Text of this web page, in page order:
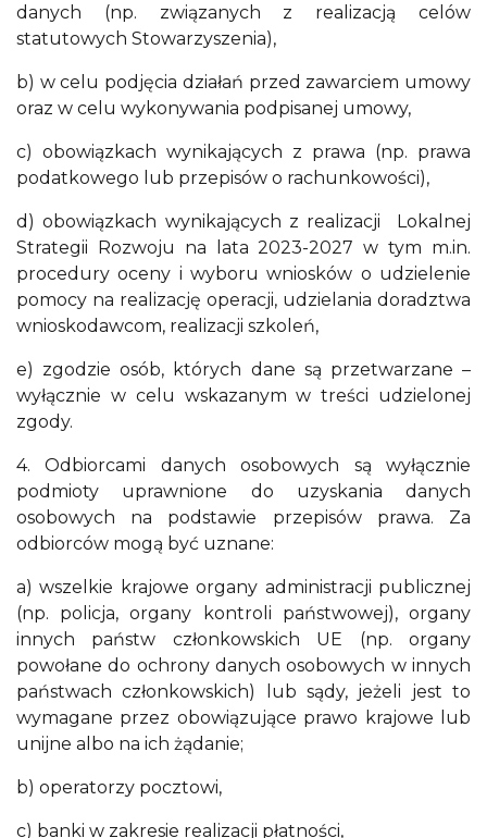
danych (np. związanych z realizacją celów
statutowych Stowarzyszenia),
b) w celu podjęcia działań przed zawarciem umowy
oraz w celu wykonywania podpisanej umowy,
c) obowiązkach wynikających z prawa (np. prawa
podatkowego lub przepisów o rachunkowości),
d) obowiązkach wynikających z realizacji Lokalnej
Strategii Rozwoju na lata 2023-2027 w tym m.in.
procedury oceny i wyboru wniosków o udzielenie
pomocy na realizację operacji, udzielania doradztwa
wnioskodawcom, realizacji szkoleń,
e) zgodzie osób, których dane są przetwarzane –
wyłącznie w celu wskazanym w treści udzielonej
zgody.
4. Odbiorcami danych osobowych są wyłącznie
podmioty uprawnione do uzyskania danych
osobowych na podstawie przepisów prawa. Za
odbiorców mogą być uznane:
a) wszelkie krajowe organy administracji publicznej
(np. policja, organy kontroli państwowej), organy
innych państw członkowskich UE (np. organy
powołane do ochrony danych osobowych w innych
państwach członkowskich) lub sądy, jeżeli jest to
wymagane przez obowiązujące prawo krajowe lub
unijne albo na ich żądanie;
b) operatorzy pocztowi,
c) banki w zakresie realizacji płatności,